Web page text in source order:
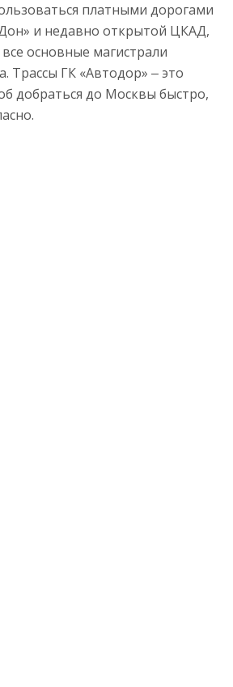
платными дорогами
и недавно открытой ЦКАД,
основные магистрали
Трассы ГК «Автодор» ‒ это
добраться до Москвы быстро,